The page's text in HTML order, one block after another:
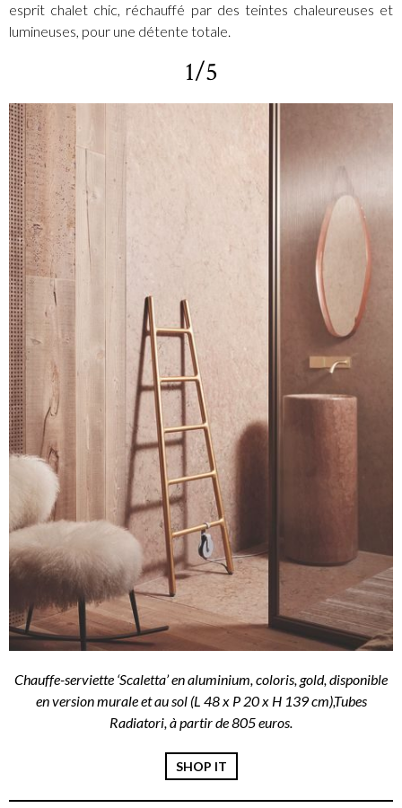
esprit chalet chic, réchauffé par des teintes chaleureuses et
lumineuses, pour une détente totale.
1/5
Chauffe-serviette ‘Scaletta’ en aluminium, coloris, gold, disponible
en version murale et au sol (L 48 x P 20 x H 139 cm),Tubes
Radiatori, à partir de 805 euros.
SHOP IT